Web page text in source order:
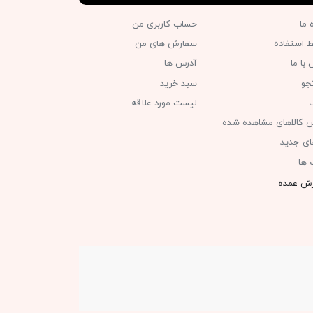
ما
استفاده
با ما
کالاهای مشاهده شده
جدید
ها
حساب کاربری من
سفارش های من‎
آدرس ها
سبد خرید
لیست مورد علاقه
عمده